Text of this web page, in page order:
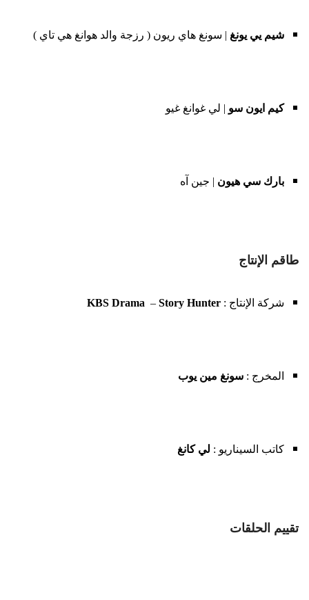
شيم يي يونغ | سونغ هاي ريون ( رزجة والد هوانغ هي تاي )
كيم ايون سو | لي غوانغ غيو
بارك سي هيون | جين آه
طاقم الإنتاج
شركة الإنتاج : KBS Drama –Story Hunter
المخرج : سونغ مين يوب
كاتب السيناريو : لي كانغ
تقييم الحلقات